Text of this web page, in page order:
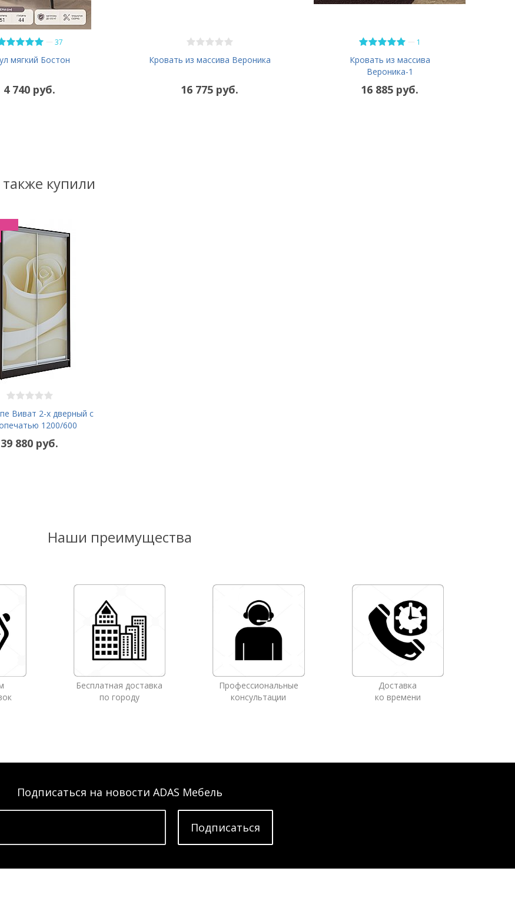
— 37
мягкий Бостон
4 740 руб.
Кровать из массива Вероника
16 775 руб.
— 1
Кровать из массива
Вероника-1
16 885 руб.
купили
Виват 2-х дверный с
1200/600
39 880 руб.
Наши преимущества
Бесплатная доставка
по городу
Профессиональные
консультации
Доставка
ко времени
Подписаться на новости ADAS Мебель
Подписатьcя